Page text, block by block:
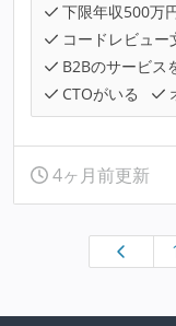
下限年収500万
コードレビュー
B2Bのサービス
CTOがいる
4ヶ月前更新